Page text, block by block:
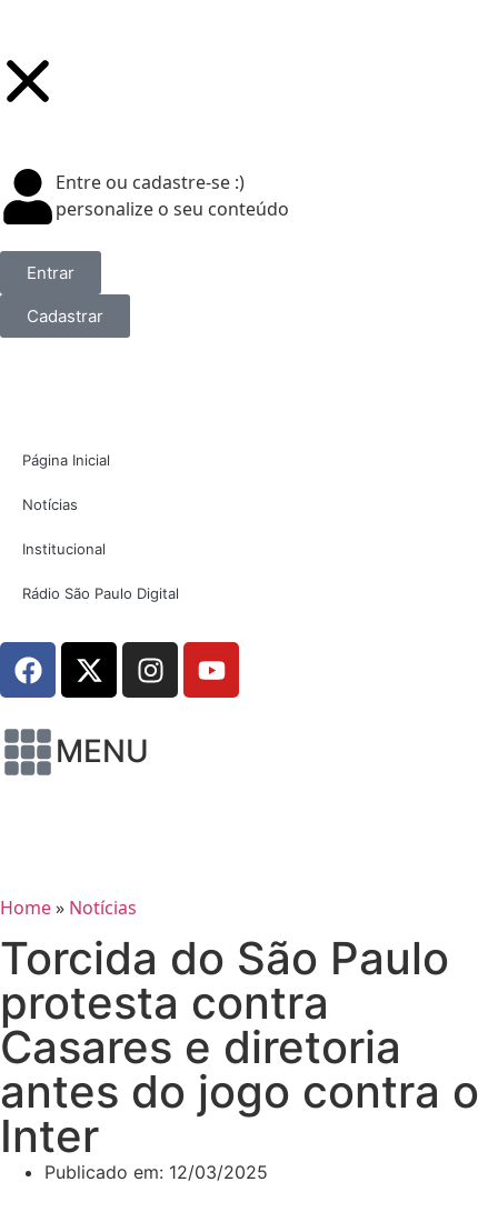
Entre ou cadastre-se :)
personalize o seu conteúdo
Entrar
Cadastrar
Página Inicial
Notícias
Institucional
Rádio São Paulo Digital
MENU
Home» Notícias
Torcida do São Paulo
protesta contra
Casares e diretoria
antes do jogo contra o
Inter
Publicado em: 12/03/2025